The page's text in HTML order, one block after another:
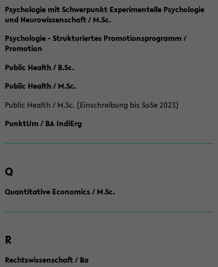
Psychologie mit Schwerpunkt Experimentelle Psychologie
und Neurowissenschaft / M.Sc.
Psychologie - Strukturiertes Promotionsprogramm /
Promotion
Public Health / B.Sc.
Public Health / M.Sc.
Public Health / M.Sc. (Einschreibung bis SoSe 2023)
PunktUm / BA IndiErg
Q
Quantitative Economics / M.Sc.
R
Rechtswissenschaft / Ba